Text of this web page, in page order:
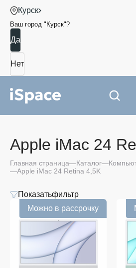
Курск
Ваш город " Курск"?
Apple iMac 24
Главная страница Каталог
Apple iMac 24 Retina 4,5K
Показатьфильтр
Цена
до
Можно в рассрочку